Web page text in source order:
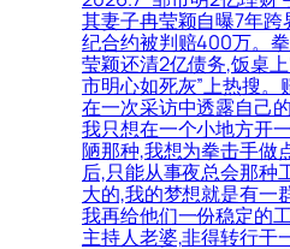
其妻子冉莹颖自曝7年
纪合约被判赔400万。
莹颖还清2亿债务,饭桌
市明心如死灰”上热搜。
在一次采访中透露自己
我只想在一个小地方开
陋那种,我想为拳击手做
后,只能从事夜总会那种
大的,我的梦想就是有一
我再给他们一份稳定的
主持人老婆,非得转行干